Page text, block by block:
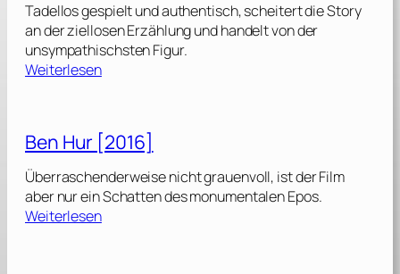
Tadellos gespielt und authentisch, scheitert die Story
an der ziellosen Erzählung und handelt von der
unsympathischsten Figur.
Weiterlesen:
e
K
n
g
o
Ben Hur [2016]
Überraschenderweise nicht grauenvoll, ist der Film
aber nur ein Schatten des monumentalen Epos.
Weiterlesen: